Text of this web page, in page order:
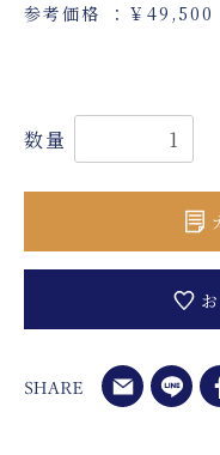
参考価格 ：￥49,500
数量